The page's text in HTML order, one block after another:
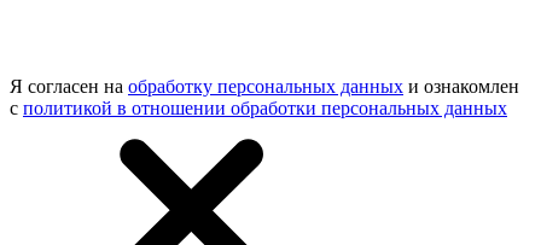
Я согласен на обработку персональных данных и ознакомлен
с политикой в отношении обработки персональных данных